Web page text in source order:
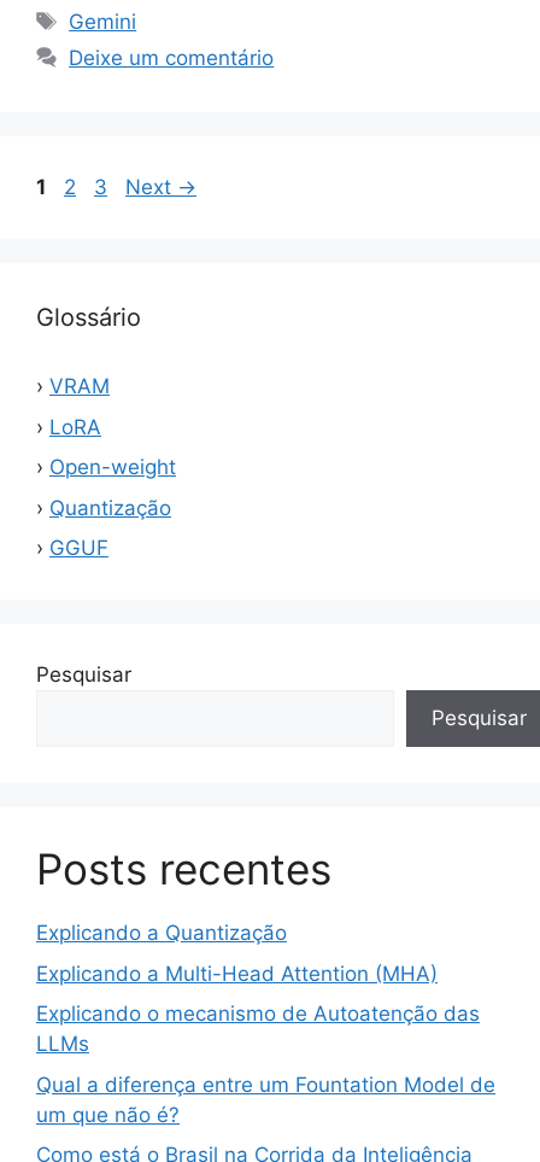
Tags
Gemini
Deixe um comentário
Page
1 Page
2 Page
3 Next →
Glossário
VRAM
LoRA
Open-weight
Quantização
GGUF
Pesquisar
Pesquisar
Posts recentes
Explicando a Quantização
Explicando a Multi-Head Attention (MHA)
Explicando o mecanismo de Autoatenção das
LLMs
Qual a diferença entre um Fountation Model de
um que não é?
Como está o Brasil na Corrida da Inteligência